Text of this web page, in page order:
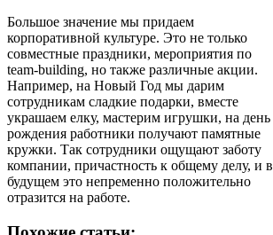
Большое значение мы придаем
корпоративной культуре. Это не только
совместные праздники, мероприятия по
team-building, но также различные акции.
Например, на Новый Год мы дарим
сотрудникам сладкие подарки, вместе
украшаем елку, мастерим игрушки, на день
рождения работники получают памятные
кружки. Так сотрудники ощущают заботу
компании, причастность к общему делу, и в
будущем это непременно положительно
отразится на работе.